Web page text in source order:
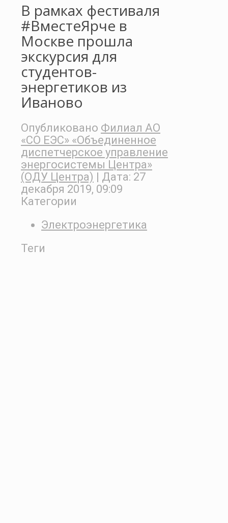
В рамках фестиваля
#ВместеЯрче в
Москве прошла
экскурсия для
студентов-
энергетиков из
Иваново
Опубликовано Филиал АО
«СО ЕЭС» «Объединенное
диспетчерское управление
энергосистемы Центра»
(ОДУ Центра) | Дата: 27
декабря 2019, 09:09
Категории
Электроэнергетика
Теги